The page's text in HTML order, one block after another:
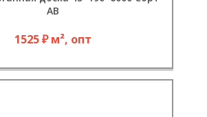
АВ
1525 ₽ м², опт